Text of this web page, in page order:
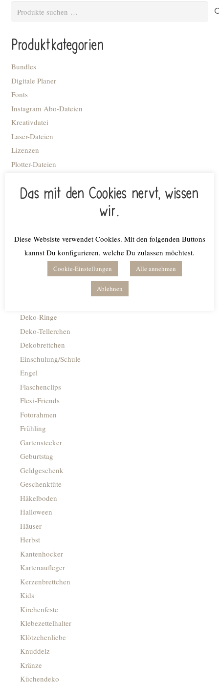
Suchen
Produktkategorien
Bundles
Digitale Planer
Fonts
Instagram Abo-Dateien
Kreativdatei
Laser-Dateien
Lizenzen
Plotter-Dateien
Schneidedateien
Blumiges
Caketopper
Deko-Ringe
Deko-Tellerchen
Dekobrettchen
Einschulung/Schule
Engel
Flaschenclips
Flexi-Friends
Fotorahmen
Frühling
Gartenstecker
Geburtstag
Geldgeschenk
Geschenktüte
Häkelboden
Halloween
Häuser
Herbst
Kantenhocker
Kartenaufleger
Kerzenbrettchen
Kids
Kirchenfeste
Klebezettelhalter
Klötzchenliebe
Knuddelz
Kränze
Küchendeko
Das mit den Cookies nervt, wissen
wir.
Diese Websiste verwendet Cookies. Mit den folgenden Buttons
kannst Du konfigurieren, welche Du zulassen möchtest.
Cookie-Einstellungen Alle annehmen
Ablehnen